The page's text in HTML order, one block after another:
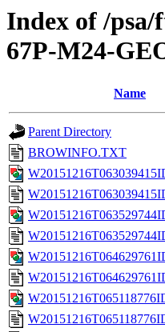
Index of /
67P-M24-
Name
Parent Directory
BROWINFO.TXT